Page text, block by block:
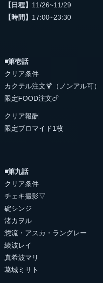
【日程】 11/26~11/29
【時間】 17:00~23:30
◾️第壱話
クリア条件
カクテル注文🍹（ノンアル可）
限定FOOD注文🍗
クリア報酬
限定ブロマイド1枚
◾️第九話
クリア条件
チェキ撮影▽
碇シンジ
渚カヲル
惣流・アスカ・ラングレー
綾波レイ
真希波マリ
葛城ミサト